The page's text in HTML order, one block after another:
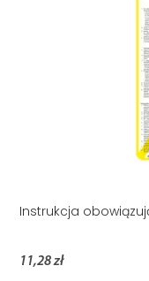
Instrukcja
11,28 zł